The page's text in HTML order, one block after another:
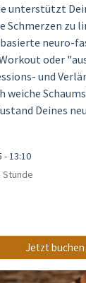
unterstützt
Schmerzen zu
neuro-
oder
und
weiche
Deines
- 13:10
Stunde
Jetzt buchen